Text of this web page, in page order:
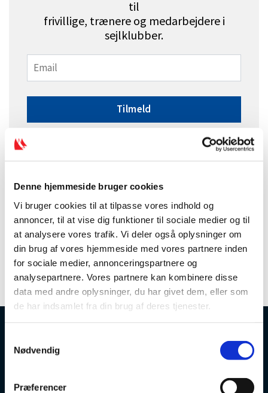
Denne hjemmeside bruger cookies
Vi bruger cookies til at tilpasse vores indhold og
annoncer, til at vise dig funktioner til sociale medier og til
at analysere vores trafik. Vi deler også oplysninger om
din brug af vores hjemmeside med vores partnere inden
for sociale medier, annonceringspartnere og
analysepartnere. Vores partnere kan kombinere disse
data med andre oplysninger, du har givet dem, eller som
de har indsamlet fra din brug af deres tjenester.
Nødvendig
Præferencer
til
frivillige, trænere og medarbejdere i
sejlklubber.
Tilmeld
Når du tilmelder dig nyhedsbrevet, accepterer
det.